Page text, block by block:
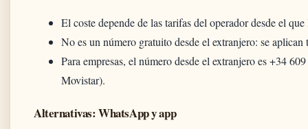
El coste depende de las tarifas del operador desde el
No es un número gratuito desde el extranjero: se
Para empresas, el número desde el extranjero es +34
Movistar).
Alternativas: WhatsApp y app